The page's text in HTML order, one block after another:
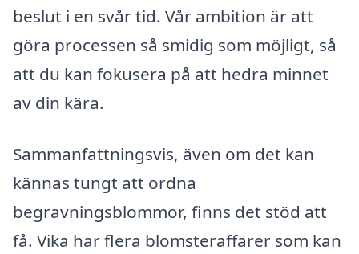
beslut i en svår tid. Vår ambition är att
göra processen så smidig som möjligt, så
att du kan fokusera på att hedra minnet
av din kära.
Sammanfattningsvis, även om det kan
kännas tungt att ordna
begravningsblommor, finns det stöd att
få. Vika har flera blomsteraffärer som kan